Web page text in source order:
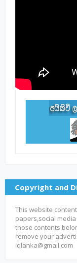
Copyright and
This website
papers,social
those contents
remove your
iqlanka@gmail.com